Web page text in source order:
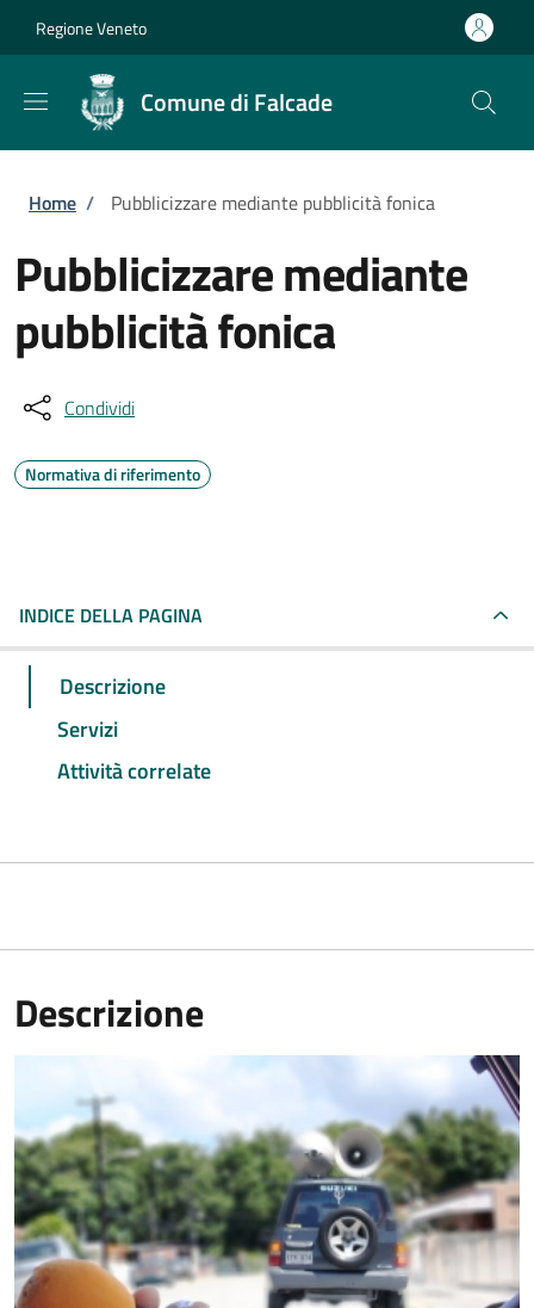
Regione Veneto
Comune di Falcade
Briciole di pane
Home / Pubblicizzare mediante pubblicità fonica
Pubblicizzare mediante
pubblicità fonica
Condividi
Normativa di riferimento
INDICE DELLA PAGINA
Descrizione
Servizi
Attività correlate
Descrizione